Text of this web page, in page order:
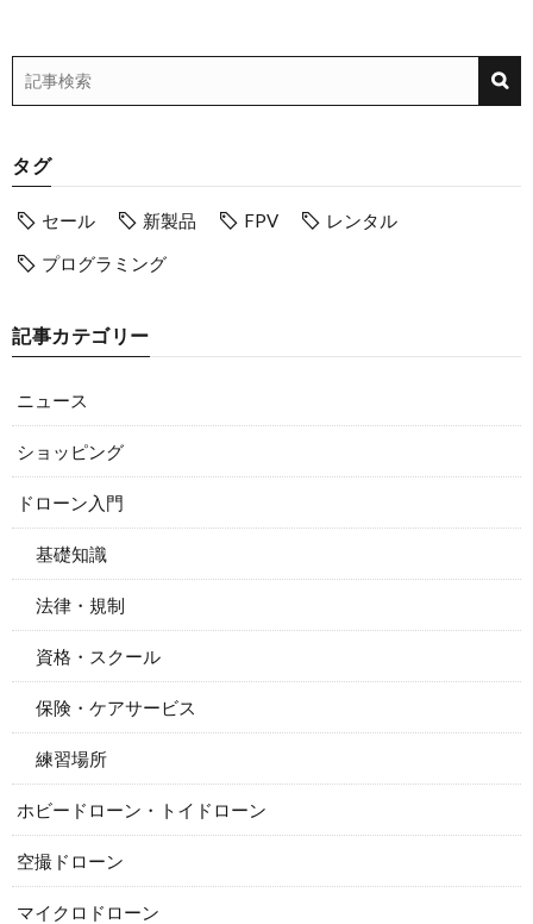
タグ
セール 新製品 FPV
レンタル
プログラミング
記事カテゴリー
ニュース
ショッピング
ドローン入門
基礎知識
法律・規制
資格・スクール
保険・ケアサービス
練習場所
ホビードローン・トイドローン
空撮ドローン
マイクロドローン